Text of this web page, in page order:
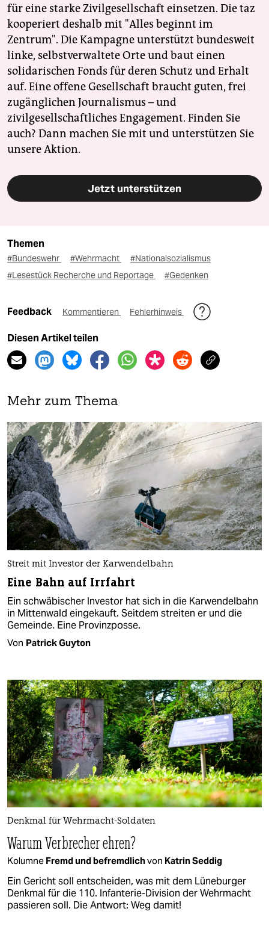
für eine starke Zivilgesellschaft einsetzen. Die taz
kooperiert deshalb mit "Alles beginnt im
Zentrum". Die Kampagne unterstützt bundesweit
linke, selbstverwaltete Orte und baut einen
solidarischen Fonds für deren Schutz und Erhalt
auf. Eine offene Gesellschaft braucht guten, frei
zugänglichen Journalismus – und
zivilgesellschaftliches Engagement. Finden Sie
auch? Dann machen Sie mit und unterstützen Sie
unsere Aktion.
Jetzt unterstützen
Themen
#Bundeswehr #Wehrmacht
#Nationalsozialismus
#Lesestück Recherche und Reportage
#Gedenken
Feedback Kommentieren Fehlerhinweis
Diesen Artikel teilen
Mehr zum Thema
Streit mit Investor der Karwendelbahn
Eine Bahn auf Irrfahrt
Ein schwäbischer Investor hat sich in die Karwendelbahn
in Mittenwald eingekauft. Seitdem streiten er und die
Gemeinde. Eine Provinzposse.
Von Patrick Guyton
Denkmal für Wehrmacht-Soldaten
Warum Verbrecher ehren?
Kolumne Fremd und befremdlichvon Katrin Seddig
Ein Gericht soll entscheiden, was mit dem Lüneburger
Denkmal für die 110. Infanterie-Division der Wehrmacht
passieren soll. Die Antwort: Weg damit!